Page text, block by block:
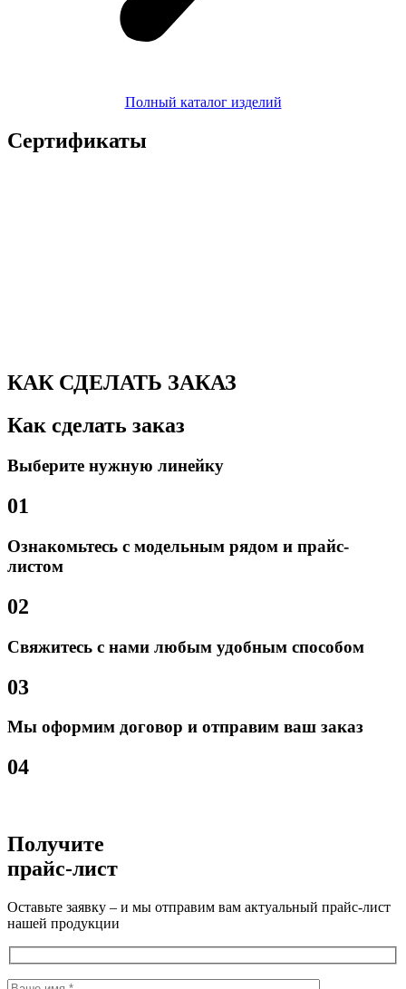
Полный каталог изделий
Сертификаты
КАК СДЕЛАТЬ ЗАКАЗ
Как сделать заказ
Выберите нужную линейку
01
Ознакомьтесь с модельным рядом и прайс-
листом
02
Свяжитесь с нами любым удобным способом
03
Мы оформим договор и отправим ваш заказ
04
Получите
прайс-лист
Оставьте заявку – и мы отправим вам актуальный прайс-лист
нашей продукции